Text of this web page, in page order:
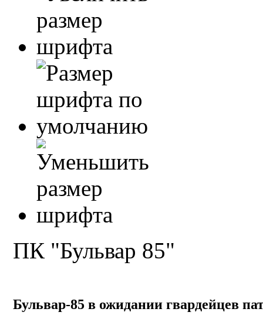
ПК "Бульвар 85"
Бульвар-85 в ожидании гвардейцев